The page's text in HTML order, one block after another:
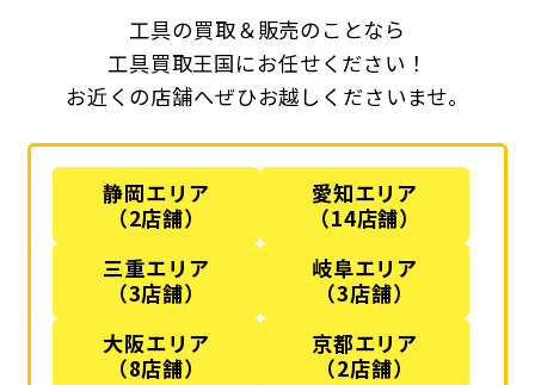
工具の買取＆販売のことなら
工具買取王国にお任せください！
お近くの店舗へぜひお越しくださいませ。
静岡エリア
（2店舗）
愛知エリア
（14店舗）
三重エリア
（3店舗）
岐阜エリア
（3店舗）
大阪エリア
（8店舗）
京都エリア
（2店舗）